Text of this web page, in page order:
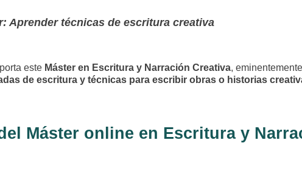
Aprender técnicas de escritura creativa
este Máster en Escritura y Narración Creativa, eminentemente
de escritura y técnicas para escribir obras o historias
Máster online en Escritura y